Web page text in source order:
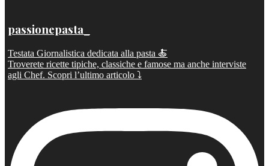
passionepasta_
Testata Giornalistica dedicata alla pasta 🍝
Troverete ricette tipiche, classiche e famose ma anche interviste
agli Chef. Scopri l’ultimo articolo ⤵️